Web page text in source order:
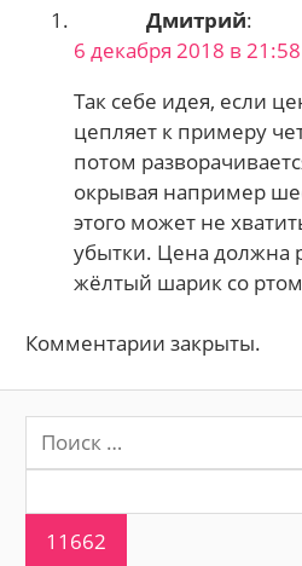
Дмитрий:
6 декабря 2018 в 21:58
Так себе идея, если
цепляет к примеру
потом
окрывая например
этого может не
убытки. Цена должна
жёлтый шарик со
Комментарии закрыты.